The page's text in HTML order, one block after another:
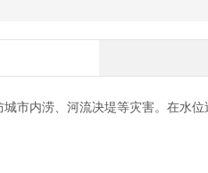
市内涝、河流决堤等灾害。在水